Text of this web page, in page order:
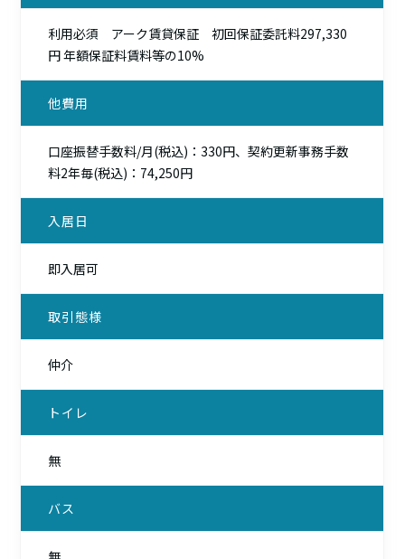
利用必須 アーク賃貸保証 初回保証委託料297,330
円 年額保証料賃料等の10%
他費用
口座振替手数料/月(税込)：330円、契約更新事務手数
料2年毎(税込)：74,250円
入居日
即入居可
取引態様
仲介
トイレ
無
バス